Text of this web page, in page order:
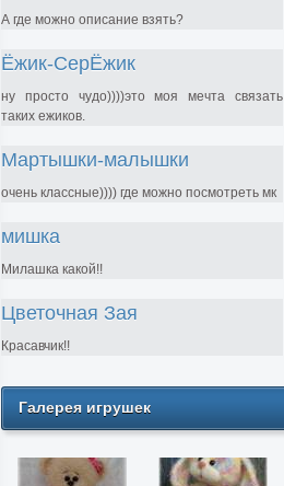
А где можно описание взять?
Ёжик-СерЁжик
ну просто чудо))))это моя мечта связать
таких ежиков.
Мартышки-малышки
очень классные)))) где можно посмотреть мк
мишка
Милашка какой!!
Цветочная Зая
Красавчик!!
Галерея игрушек